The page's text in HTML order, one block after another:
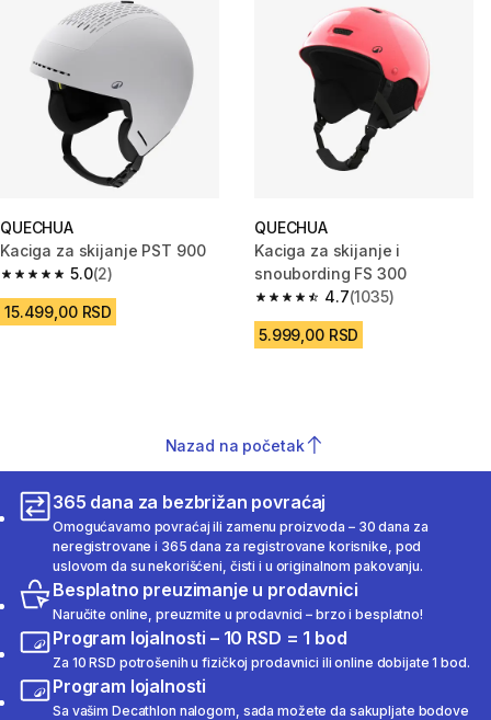
QUECHUA
Kaciga za skijanje PST 900
5.0
5.0 od 5 zvezdica from 2 Recenzije
(2)
15.499,00 RSD
QUECHUA
Kaciga za skijanje i
snoubording FS 300
4.7
4.7 od 5 zvezdica from 1035
(1035)
5.999,00 RSD
Nazad na početak
365 dana za bezbrižan povraćaj
Omogućavamo povraćaj ili zamenu proizvoda – 30 dana za
neregistrovane i 365 dana za registrovane korisnike, pod
uslovom da su nekorišćeni, čisti i u originalnom pakovanju.
Besplatno preuzimanje u prodavnici
Naručite online, preuzmite u prodavnici – brzo i besplatno!
Program lojalnosti – 10 RSD = 1 bod
Za 10 RSD potrošenih u fizičkoj prodavnici ili online dobijate 1 bod.
Program lojalnosti
Sa vašim Decathlon nalogom, sada možete da sakupljate bodove